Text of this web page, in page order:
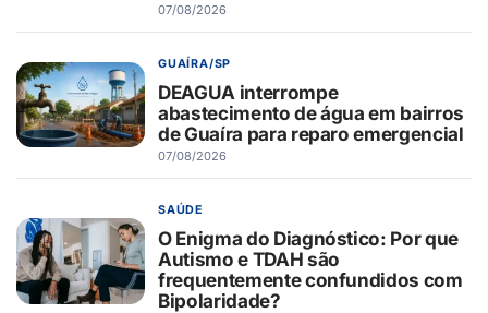
07/08/2026
GUAÍRA/SP
DEAGUA interrompe
abastecimento de água em bairros
de Guaíra para reparo emergencial
07/08/2026
SAÚDE
O Enigma do Diagnóstico: Por que
Autismo e TDAH são
frequentemente confundidos com
Bipolaridade?